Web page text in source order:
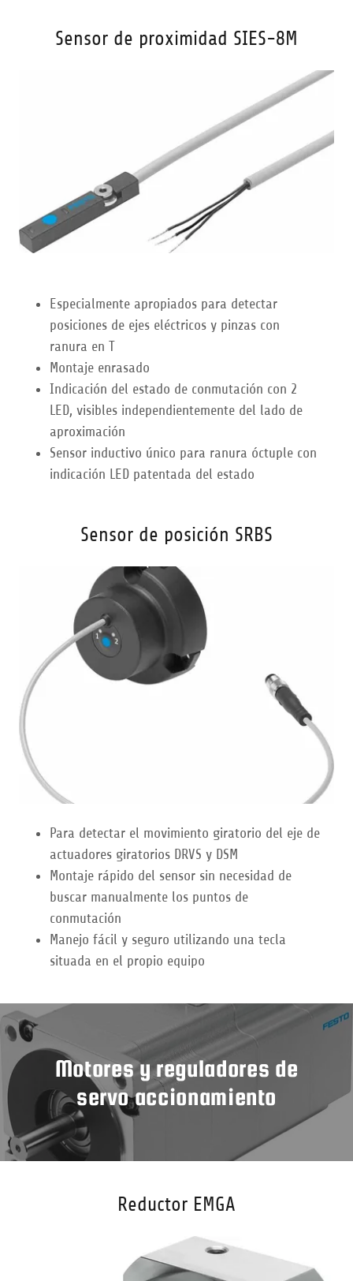
Sensor de proximidad SIES-8M
Especialmente apropiados para detectar
posiciones de ejes eléctricos y pinzas con
ranura en T
Montaje enrasado
Indicación del estado de conmutación con 2
LED, visibles independientemente del lado de
aproximación
Sensor inductivo único para ranura óctuple con
indicación LED patentada del estado
Sensor de posición SRBS
Para detectar el movimiento giratorio del eje de
actuadores giratorios DRVS y DSM
Montaje rápido del sensor sin necesidad de
buscar manualmente los puntos de
conmutación
Manejo fácil y seguro utilizando una tecla
situada en el propio equipo
Motores y reguladores de
servo accionamiento
Reductor EMGA